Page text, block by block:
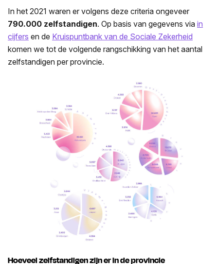
In het 2021 waren er volgens deze criteria ongeveer
790.000 zelfstandigen. Op basis van gegevens via in
cijfers en de Kruispuntbank van de Sociale Zekerheid
komen we tot de volgende rangschikking van het aantal
zelfstandigen per provincie.
Hoeveel zelfstandigen zijn er in de provincie